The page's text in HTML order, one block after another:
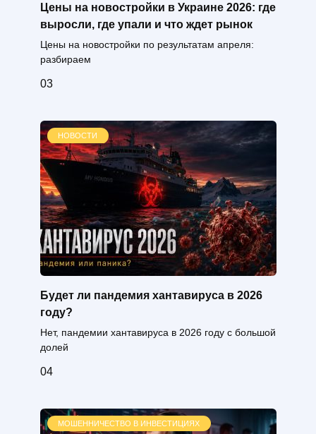
Цены на новостройки в Украине 2026: где
выросли, где упали и что ждет рынок
Цены на новостройки по результатам апреля:
разбираем
03
НОВОСТИ
Будет ли пандемия хантавируса в 2026
году?
Нет, пандемии хантавируса в 2026 году с большой
долей
04
МОШЕННИЧЕСТВО В ИНВЕСТИЦИЯХ